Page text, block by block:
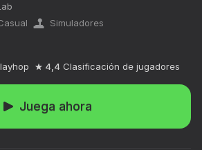
Simuladores
4,4 Clasificación de jugadores
Juega ahora